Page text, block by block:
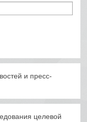
и пресс-
целевой